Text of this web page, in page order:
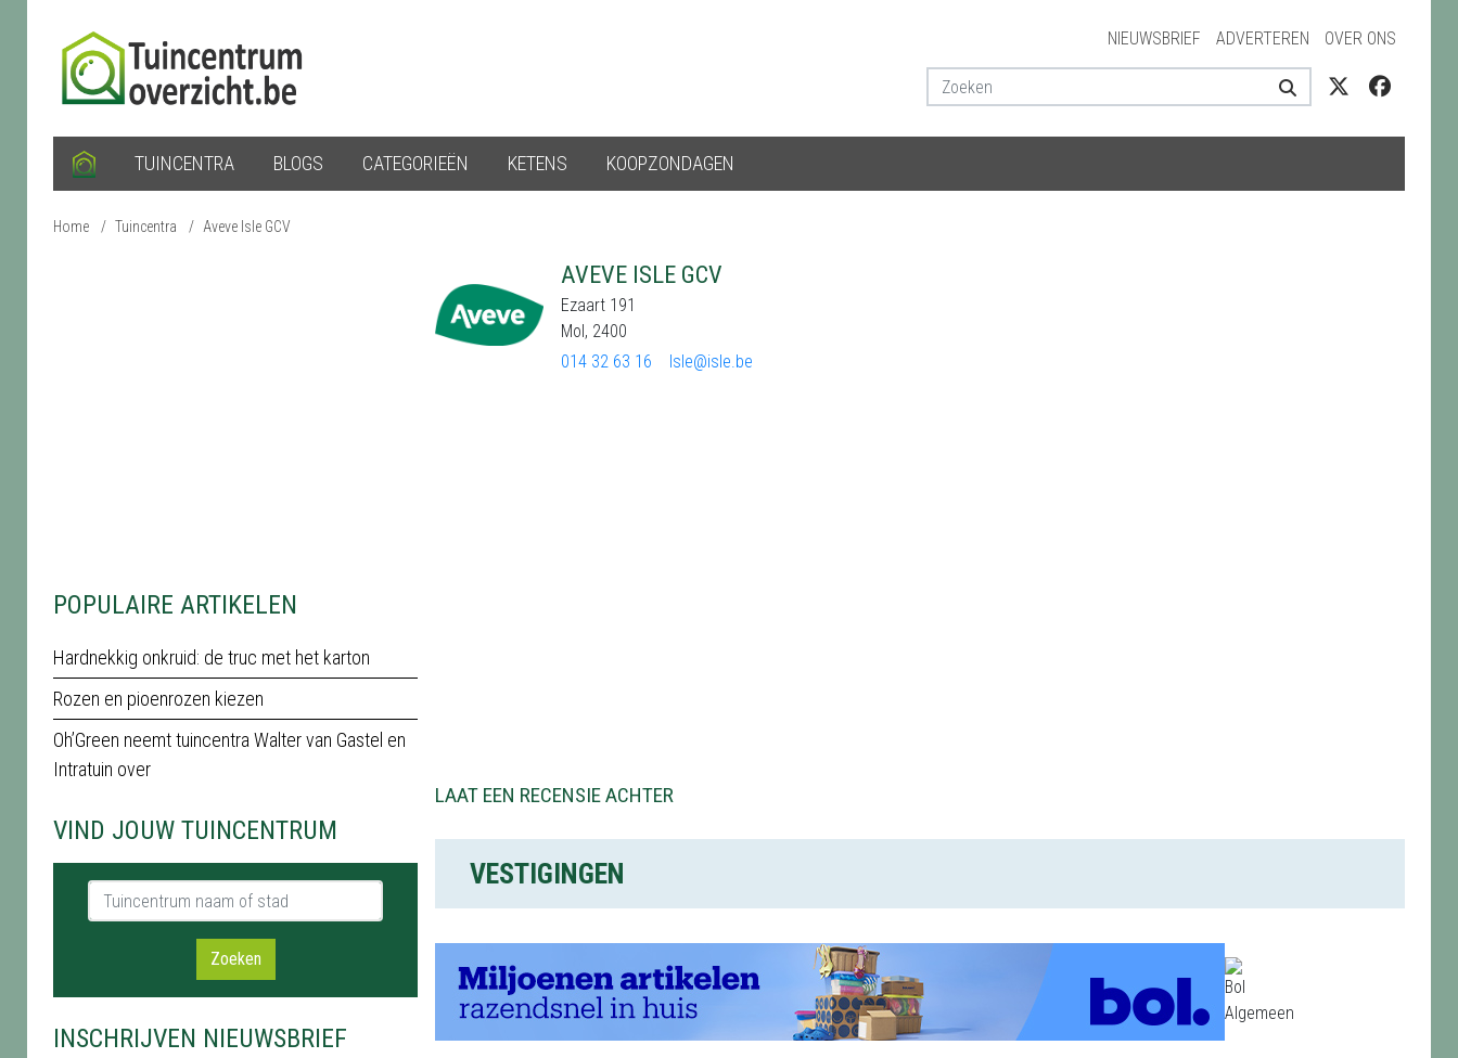
NIEUWSBRIEF ADVERTEREN OVER ONS
TUINCENTRA BLOGS CATEGORIEËN KETENS KOOPZONDAGEN
Home / Tuincentra / Aveve Isle GCV
POPULAIRE ARTIKELEN
Hardnekkig onkruid: de truc met het karton
Rozen en pioenrozen kiezen
Oh’Green neemt tuincentra Walter van Gastel en
Intratuin over
VIND JOUW TUINCENTRUM
Tuincentrum naam of stad
Zoeken
INSCHRIJVEN NIEUWSBRIEF
AVEVE ISLE GCV
Ezaart 191
Mol, 2400
014 32 63 16
Isle@isle.be
LAAT EEN RECENSIE ACHTER
VESTIGINGEN